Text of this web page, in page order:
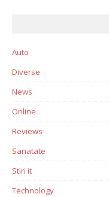
Auto
Diverse
News
Online
Reviews
Sanatate
Stiri it
Technology